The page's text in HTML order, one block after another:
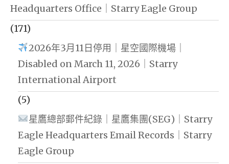
Headquarters Office｜Starry Eagle Group
(171)
2026年3月11日停用｜星空國際機場｜
Disabled on March 11, 2026｜Starry
International Airport
(5)
星鷹總部郵件紀錄｜星鷹集團(SEG)｜Starry
Eagle Headquarters Email Records｜Starry
Eagle Group